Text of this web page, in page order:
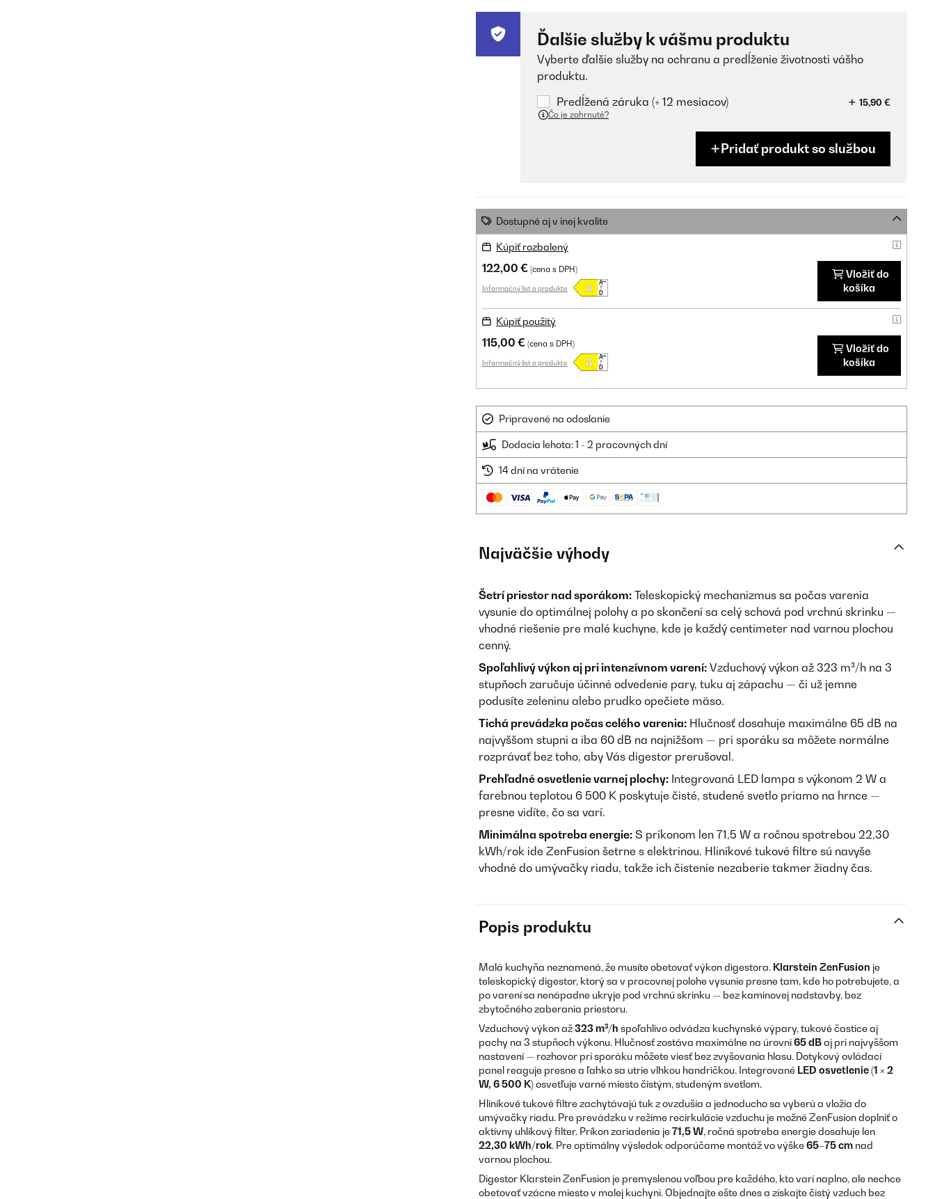
Ďalšie služby k vášmu produktu
Vyberte ďalšie služby na ochranu a predĺženie životnosti vášho
produktu.
Predĺžená záruka (+ 12 mesiacov)
15,90 €
Čo je zahrnuté?
Pridať produkt so službou
Dostupné aj v inej kvalite
Kúpiť rozbalený
122,00 € (cena s DPH)
Informačný list o produkte
Vložiť do
košíka
Kúpiť použitý
115,00 € (cena s DPH)
Informačný list o produkte
Vložiť do
košíka
Pripravené na odoslanie
Dodacia lehota: 1 - 2 pracovných dní
14 dní na vrátenie
Najväčšie výhody
Šetrí priestor nad sporákom: Teleskopický mechanizmus sa počas varenia
vysunie do optimálnej polohy a po skončení sa celý schová pod vrchnú skrinku —
vhodné riešenie pre malé kuchyne, kde je každý centimeter nad varnou plochou
cenný.
Spoľahlivý výkon aj pri intenzívnom varení: Vzduchový výkon až 323 m³/h na 3
stupňoch zaručuje účinné odvedenie pary, tuku aj zápachu — či už jemne
podusíte zeleninu alebo prudko opečiete mäso.
Tichá prevádzka počas celého varenia: Hlučnosť dosahuje maximálne 65 dB na
najvyššom stupni a iba 60 dB na najnižšom — pri sporáku sa môžete normálne
rozprávať bez toho, aby Vás digestor prerušoval.
Prehľadné osvetlenie varnej plochy: Integrovaná LED lampa s výkonom 2 W a
farebnou teplotou 6 500 K poskytuje čisté, studené svetlo priamo na hrnce —
presne vidíte, čo sa varí.
Minimálna spotreba energie: S príkonom len 71,5 W a ročnou spotrebou 22,30
kWh/rok ide ZenFusion šetrne s elektrinou. Hliníkové tukové filtre sú navyše
vhodné do umývačky riadu, takže ich čistenie nezaberie takmer žiadny čas.
Popis produktu
Malá kuchyňa neznamená, že musíte obetovať výkon digestora. Klarstein ZenFusion je
teleskopický digestor, ktorý sa v pracovnej polohe vysunie presne tam, kde ho potrebujete, a
po varení sa nenápadne ukryje pod vrchnú skrinku — bez kaminovej nadstavby, bez
zbytočného zaberania priestoru.
Vzduchový výkon až323 m³/h spoľahlivo odvádza kuchynské výpary, tukové častice aj
pachy na 3 stupňoch výkonu. Hlučnosť zostáva maximálne na úrovni65 dBaj pri najvyššom
nastavení — rozhovor pri sporáku môžete viesť bez zvyšovania hlasu. Dotykový ovládací
panel reaguje presne a ľahko sa utrie vlhkou handričkou. Integrované LED osvetlenie (1 × 2
W, 6 500 K)osvetľuje varné miesto čistým, studeným svetlom.
Hliníkové tukové filtre zachytávajú tuk z ovzdušia a jednoducho sa vyberú a vložia do
umývačky riadu. Pre prevádzku v režime recirkulácie vzduchu je možné ZenFusion doplniť o
aktívny uhlíkový filter. Príkon zariadenia je71,5 W, ročná spotreba energie dosahuje len
22,30 kWh/rok. Pre optimálny výsledok odporúčame montáž vo výške65–75 cm nad
varnou plochou.
Digestor Klarstein ZenFusion je premyslenou voľbou pre každého, kto varí naplno, ale nechce
obetovať vzácne miesto v malej kuchyni. Objednajte ešte dnes a získajte čistý vzduch bez